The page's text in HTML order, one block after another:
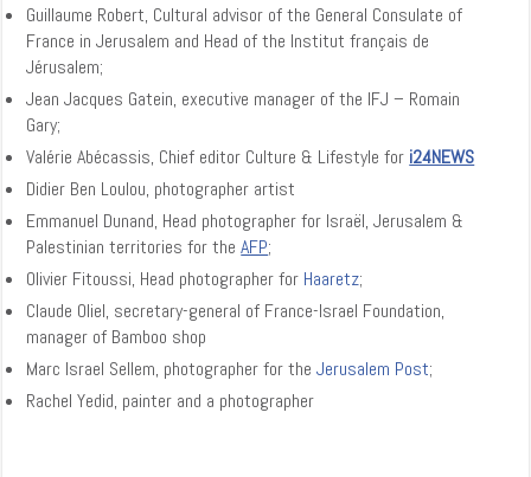
Guillaume Robert, Cultural advisor of the General Consulate of
France in Jerusalem and Head of the Institut français de
Jérusalem;
Jean Jacques Gatein, executive manager of the IFJ – Romain
Gary;
Valérie Abécassis, Chief editor Culture & Lifestyle for i24NEWS
Didier Ben Loulou, photographer artist
Emmanuel Dunand, Head photographer for Israël, Jerusalem &
Palestinian territories for theAFP;
Olivier Fitoussi, Head photographer for Haaretz;
Claude Oliel, secretary-general of France-Israel Foundation,
manager of Bamboo shop
Marc Israel Sellem, photographer for theJerusalem Post;
Rachel Yedid, painter and a photographer